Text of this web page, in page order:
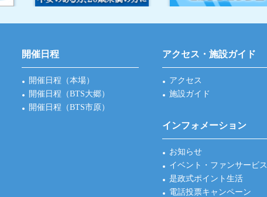
開催日程
開催日程（本場）
開催日程（BTS大郷）
開催日程（BTS市原）
アクセス・施設ガイド
アクセス
施設ガイド
インフォメーション
お知らせ
イベント・ファンサービス
是政式ポイント生活
電話投票キャンペーン